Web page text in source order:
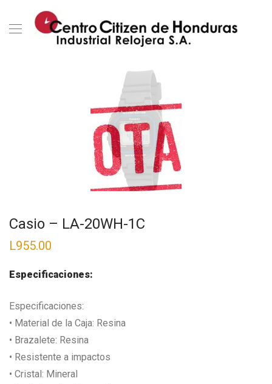
Casio – LA-20WH-1C
L955.00
Especificaciones:
Especificaciones:
• Material de la Caja: Resina
• Brazalete: Resina
• Resistente a impactos
• Cristal: Mineral